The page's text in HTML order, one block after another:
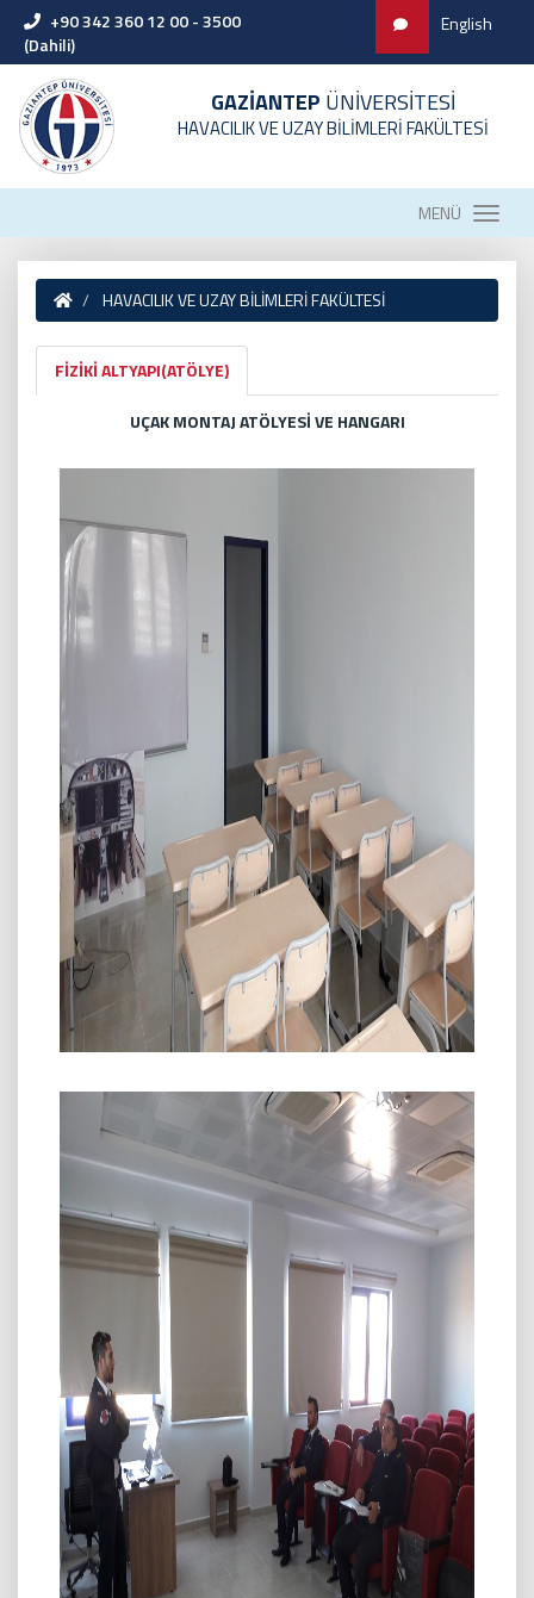
+90 342 360 12 00 - 3500
(Dahili)
English
GAZİANTEP ÜNİVERSİTESİ
HAVACILIK VE UZAY BİLİMLERİ FAKÜLTESİ
MENÜ
HAVACILIK VE UZAY BİLİMLERİ FAKÜLTESİ
FİZİKİ ALTYAPI(ATÖLYE)
UÇAK MONTAJ ATÖLYESİ VE HANGARI